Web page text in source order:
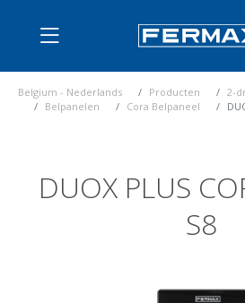
Belgium - Nederlands Producten
2-
Belpanelen
Cora Belpaneel
DUOX PLUS
S8